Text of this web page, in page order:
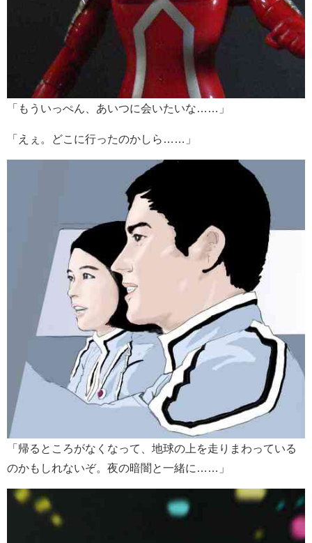
「もういっぺん、あいつに会いたいな……」
「えぇ。どこに行ったのかしら……」
「帰るところがなくなって、地球の上を走りまわっている
のかもしれないぞ。夜の暗闇と一緒に……」